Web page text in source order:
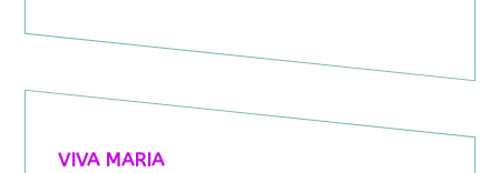
VIVA MARIA